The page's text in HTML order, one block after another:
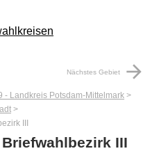
Nächstes Gebiet arrow_forward
- Landkreis Potsdam-Mittelmark
III
III